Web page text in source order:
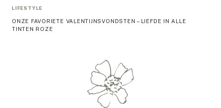
LIFESTYLE
ONZE FAVORIETE VALENTIJNSVONDSTEN – LIEFDE IN ALLE
TINTEN ROZE